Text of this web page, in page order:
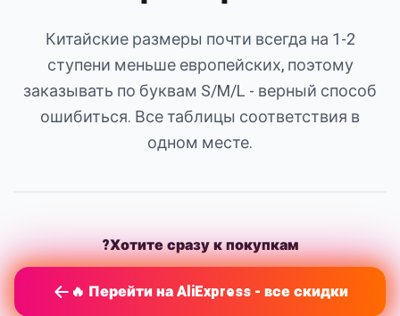
Китайские размеры почти всегда на 1-2
ступени меньше европейских, поэтому
заказывать по буквам S/M/L - верный способ
ошибиться. Все таблицы соответствия в
одном месте.
Хотите сразу к покупкам?
Перейти на AliExpress - все скидки 🔥